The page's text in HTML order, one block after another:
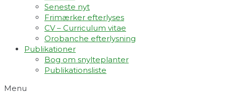
Seneste nyt
Frimærker efterlyses
CV – Curriculum vitae
Orobanche efterlysning
Publikationer
Bog om snylteplanter
Publikationsliste
Menu